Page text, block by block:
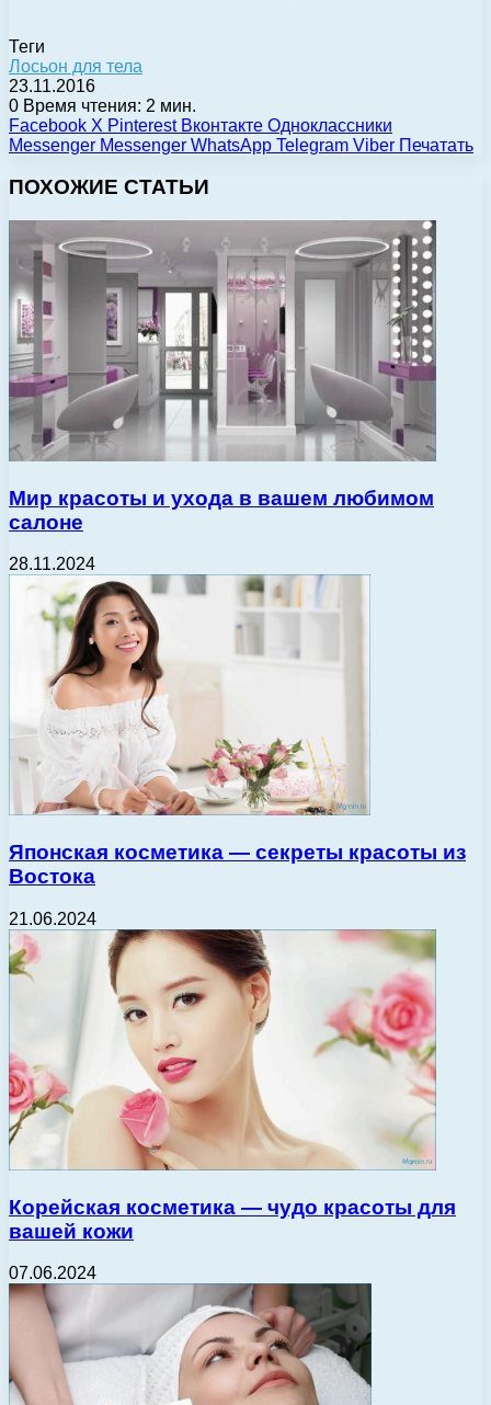
Теги
Лосьон для тела
23.11.2016
0 Время чтения: 2 мин.
Facebook X Pinterest Вконтакте Одноклассники
Messenger Messenger WhatsApp Telegram Viber Печатать
ПОХОЖИЕ СТАТЬИ
Мир красоты и ухода в вашем любимом
салоне
28.11.2024
Японская косметика — секреты красоты из
Востока
21.06.2024
Корейская косметика — чудо красоты для
вашей кожи
07.06.2024